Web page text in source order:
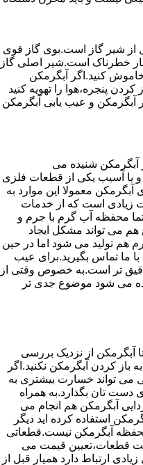
شیر گاز است.بوی گاز قوی
خطرناک است.شیر اصلی گاز
کنید.اگر آبگرمکن
کردن پنجره،هوا را تهویه کنید
و عیب یابی آبگرمکن
آبگرمکن شنیده می
آسیب یکی از قطعات فلزی
معمولا این موارد به
زیادی است که از خدمات
محفظه آب گرم با جرم و
می تواند مشکل ایجاد
هم تولید می شود اما در حین
ما تماس بگیرید.برای عیب
دقیق تر است.به خصوص وقتی از
می شود موضوع جدی تر
آبگرمکن از نزدیک بررسی
باز کردن آبگرمکن نکنید.اگر
می تواند خسارت بیشتری به
دست تان بگذارد.به همراه
آبگرمکن هم انجام می
استفاده کرده اید دیگر
آبگرمکن نیست.قطعاتی
قطعات،تعیین قیمت می
ارتباط دارد همیار قبل از